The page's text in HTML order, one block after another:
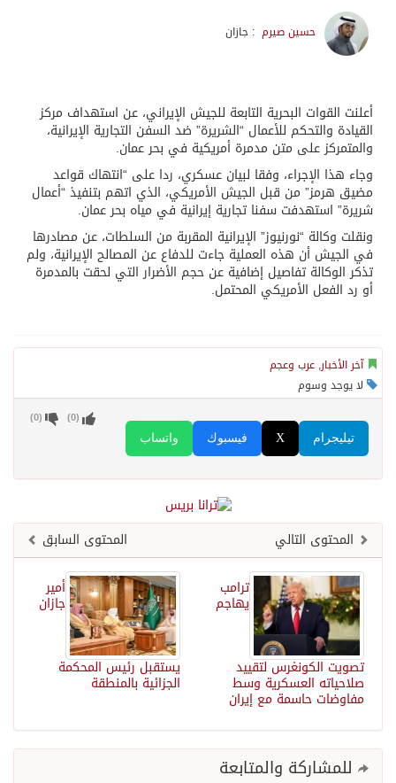
حسين صيرم : جازان
أعلنت القوات البحرية التابعة للجيش الإيراني، عن استهداف مركز
القيادة والتحكم للأعمال “الشريرة” ضد السفن التجارية الإيرانية،
والمتمركز على متن مدمرة أمريكية في بحر عمان.
وجاء هذا الإجراء، وفقا لبيان عسكري، ردا على “انتهاك قواعد
مضيق هرمز” من قبل الجيش الأمريكي، الذي اتهم بتنفيذ “أعمال
شريرة” استهدفت سفنا تجارية إيرانية في مياه بحر عمان.
ونقلت وكالة “نورنيوز” الإيرانية المقربة من السلطات، عن مصادرها
في الجيش أن هذه العملية جاءت للدفاع عن المصالح الإيرانية، ولم
تذكر الوكالة تفاصيل إضافية عن حجم الأضرار التي لحقت بالمدمرة
أو رد الفعل الأمريكي المحتمل.
آخر الأخبار, عرب وعجم
لا يوجد وسوم
واتساب فيسبوك X تيليجرام
(
0
) (
0
)
المحتوى السابق
المحتوى التالي
أمير
جازان
يستقبل رئيس المحكمة
الجزائية بالمنطقة
ترامب
يهاجم
تصويت الكونغرس لتقييد
صلاحياته العسكرية وسط
مفاوضات حاسمة مع إيران
للمشاركة والمتابعة